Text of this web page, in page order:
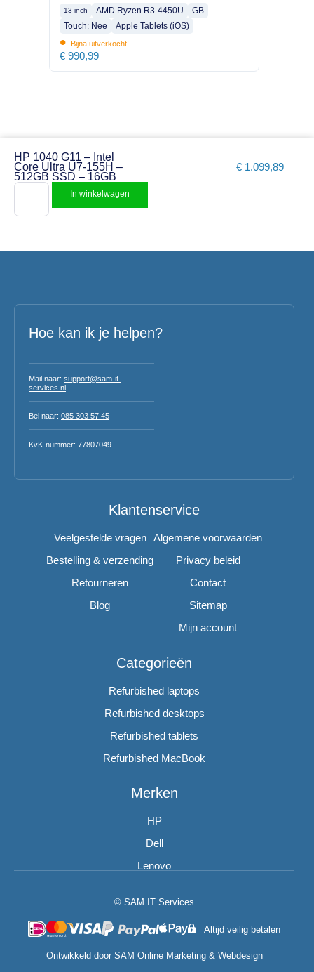
13 inch AMD Ryzen R3-4450U
GB
Touch: Nee
Apple Tablets (iOS)
• Bijna uitverkocht!
€ 990,99
HP 1040 G11 – Intel
Core Ultra U7-155H –
512GB SSD – 16GB
€ 1.099,89
In winkelwagen
Hoe kan ik je helpen?
Mail naar: support@sam-it-
services.nl
Bel naar: 085 303 57 45
KvK-nummer: 77807049
Klantenservice
Veelgestelde vragen
Bestelling & verzending
Retourneren
Blog
Algemene voorwaarden
Privacy beleid
Contact
Sitemap
Mijn account
Categorieën
Refurbished laptops
Refurbished desktops
Refurbished tablets
Refurbished MacBook
Merken
HP
Dell
Lenovo
© SAM IT Services
Altijd veilig betalen
Ontwikkeld door SAM Online Marketing& Webdesign